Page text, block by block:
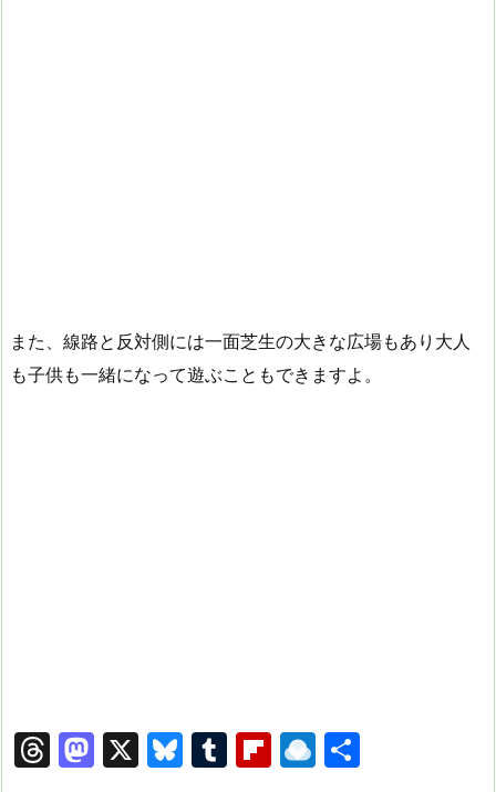
また、線路と反対側には一面芝生の大きな広場もあり大人
も子供も一緒になって遊ぶこともできますよ。
T
M X
Bl T
Fl R